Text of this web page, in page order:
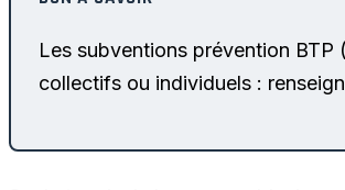
Les subventions prévention
collectifs ou individuels :